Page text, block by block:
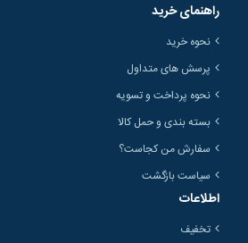
راهنمای خرید
نحوه خرید
پرسش های متداول
نحوه پرداخت و تسویه
بسته بندی و حمل کالا
سفارش من کجاست؟
سیاست بازگشت
اطلاعات
تخفیف